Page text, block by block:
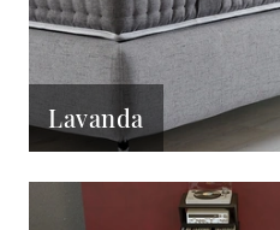
Lavanda